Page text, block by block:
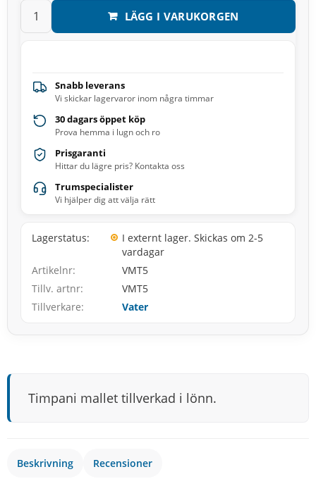
LÄGG I VARUKORGEN
Snabb leverans
Vi skickar lagervaror inom några timmar
30 dagars öppet köp
Prova hemma i lugn och ro
Prisgaranti
Hittar du lägre pris? Kontakta oss
Trumspecialister
Vi hjälper dig att välja rätt
Lagerstatus
I externt lager. Skickas om 2-5
vardagar
Artikelnr
VMT5
Tillv. artnr
VMT5
Tillverkare
Vater
Timpani mallet tillverkad i lönn.
Beskrivning Recensioner